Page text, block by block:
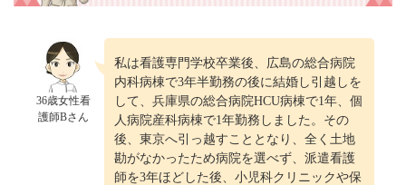
36歳女性看
護師Bさん
私は看護専門学校卒業後、広島の総合病院
内科病棟で3年半勤務の後に結婚し引越しを
して、兵庫県の総合病院HCU病棟で1年、個
人病院産科病棟で1年勤務しました。その
後、東京へ引っ越すこととなり、全く土地
勘がなかったため病院を選べず、派遣看護
師を3年ほどした後、小児科クリニックや保